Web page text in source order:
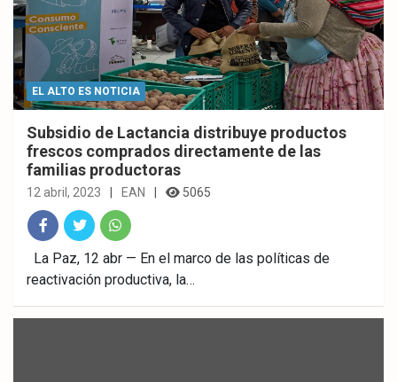
EL ALTO ES NOTICIA
Subsidio de Lactancia distribuye productos
frescos comprados directamente de las
familias productoras
12 abril, 2023 EAN 5065
Fac
ebo
ok
Twitt
er
What
sAp
p
La Paz, 12 abr — En el marco de las políticas de
reactivación productiva, la…